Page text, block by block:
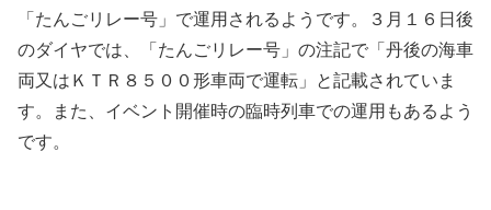
「たんごリレー号」で運用されるようです。３月１６日後
のダイヤでは、「たんごリレー号」の注記で「丹後の海車
両又はＫＴＲ８５００形車両で運転」と記載されていま
す。また、イベント開催時の臨時列車での運用もあるよう
です。